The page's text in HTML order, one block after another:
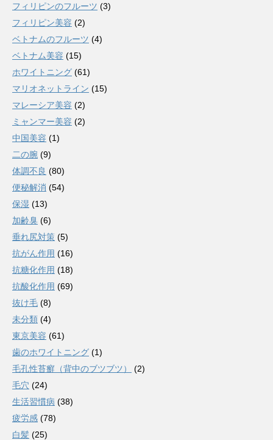
フィリピンのフルーツ (3)
フィリピン美容 (2)
ベトナムのフルーツ (4)
ベトナム美容 (15)
ホワイトニング (61)
マリオネットライン (15)
マレーシア美容 (2)
ミャンマー美容 (2)
中国美容 (1)
二の腕 (9)
体調不良 (80)
便秘解消 (54)
保湿 (13)
加齢臭 (6)
垂れ尻対策 (5)
抗がん作用 (16)
抗糖化作用 (18)
抗酸化作用 (69)
抜け毛 (8)
未分類 (4)
東京美容 (61)
歯のホワイトニング (1)
毛孔性苔癬（背中のブツブツ）
(2)
毛穴 (24)
生活習慣病 (38)
疲労感 (78)
白髪 (25)